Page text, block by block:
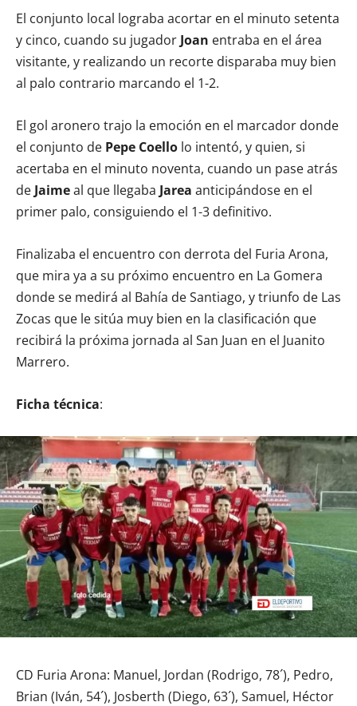
El conjunto local lograba acortar en el minuto setenta
y cinco, cuando su jugador Joan entraba en el área
visitante, y realizando un recorte disparaba muy bien
al palo contrario marcando el 1-2.
El gol aronero trajo la emoción en el marcador donde
el conjunto de Pepe Coello lo intentó, y quien, si
acertaba en el minuto noventa, cuando un pase atrás
de Jaimeal que llegaba Jarea anticipándose en el
primer palo, consiguiendo el 1-3 definitivo.
Finalizaba el encuentro con derrota del Furia Arona,
que mira ya a su próximo encuentro en La Gomera
donde se medirá al Bahía de Santiago, y triunfo de Las
Zocas que le sitúa muy bien en la clasificación que
recibirá la próxima jornada al San Juan en el Juanito
Marrero.
Ficha técnica:
CD Furia Arona: Manuel, Jordan (Rodrigo, 78´), Pedro,
Brian (Iván, 54´), Josberth (Diego, 63´), Samuel, Héctor